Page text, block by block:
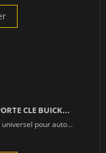
CLE BUICK...
pour auto...